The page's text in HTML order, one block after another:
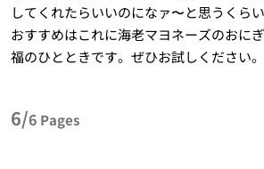
してくれたらいいのになァ〜と思うくら
おすすめはこれに海老マヨネーズのおに
福のひとときです。ぜひお試しください。
6/6 Pages